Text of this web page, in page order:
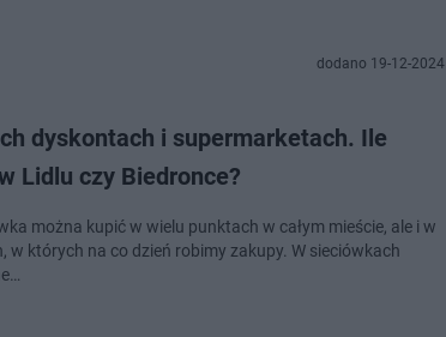
dodano 19-12-2024
dyskontach i supermarketach. Ile
Lidlu czy Biedronce?
można kupić w wielu punktach w całym mieście, ale i w
w których na co dzień robimy zakupy. W sieciówkach